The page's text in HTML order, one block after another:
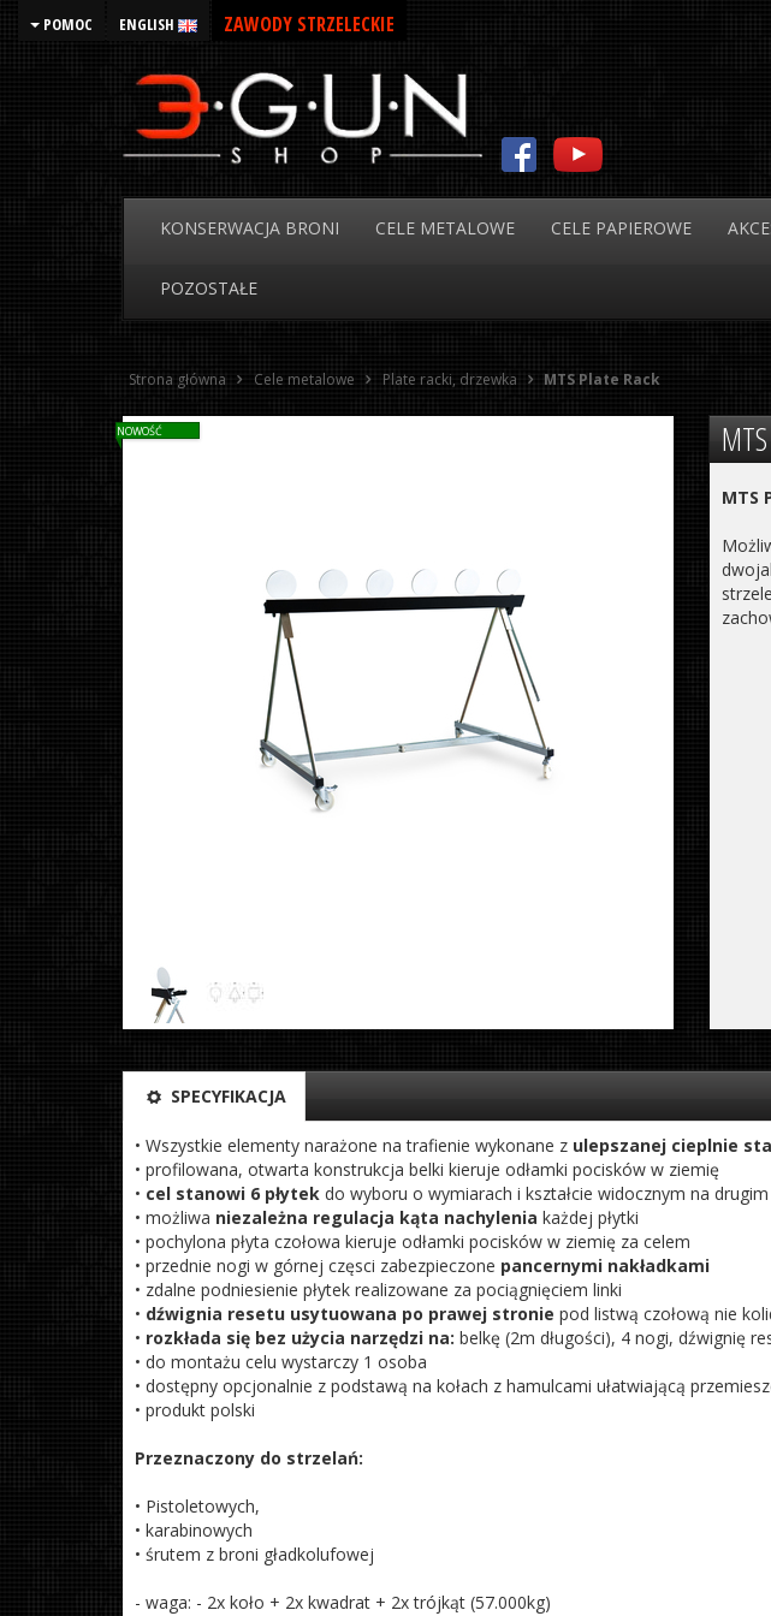
POMOC ENGLISH ZAWODY STRZELECKIE
KONSERWACJA BRONI CELE METALOWE CELE PAPIEROWE
POZOSTAŁE
Strona główna Cele metalowe Plate racki, drzewka MTS Plate Rack
MTS
MTS
NOWOŚĆ
SPECYFIKACJA
• Wszystkie elementy narażone na trafienie wykonane z ulepszanej cieplnie
• profilowana, otwarta konstrukcja belki kieruje odłamki pocisków w ziemię
• cel stanowi 6 płytek do wyboru o wymiarach i kształcie widocznym na
• możliwa niezależna regulacja kąta nachylenia każdej płytki
• pochylona płyta czołowa kieruje odłamki pocisków w ziemię za celem
• przednie nogi w górnej częsci zabezpieczone pancernymi nakładkami
• zdalne podniesienie płytek realizowane za pociągnięciem linki
• dźwignia resetu usytuowana po prawej stronie pod listwą czołową nie
• rozkłada się bez użycia narzędzi na: belkę (2m długości), 4 nogi, dźwignię
• do montażu celu wystarczy 1 osoba
• dostępny opcjonalnie z podstawą na kołach z hamulcami ułatwiającą
• produkt polski
Przeznaczony do strzelań:
• Pistoletowych,
• karabinowych
• śrutem z broni gładkolufowej
- waga: - 2x koło + 2x kwadrat + 2x trójkąt (57.000kg)